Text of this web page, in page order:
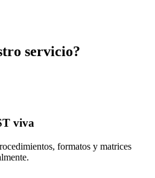
servicio?
viva
formatos y matrices